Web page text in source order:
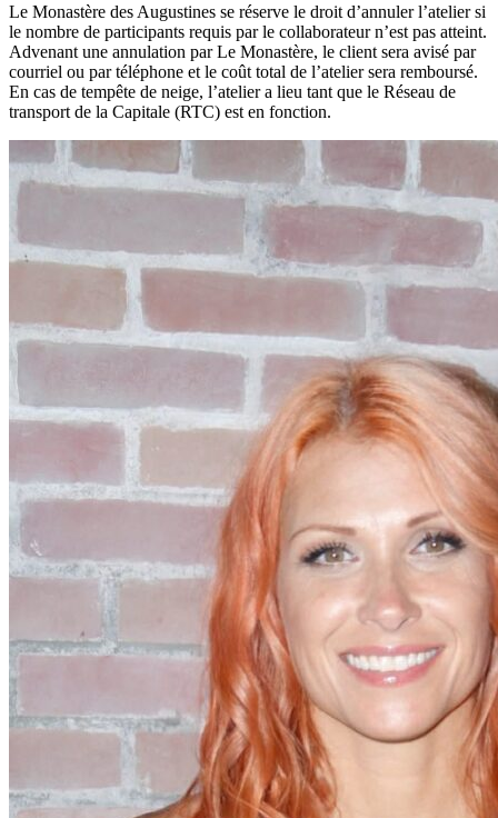
Le Monastère des Augustines se réserve le droit d’annuler l’atelier si
le nombre de participants requis par le collaborateur n’est pas atteint.
Advenant une annulation par Le Monastère, le client sera avisé par
courriel ou par téléphone et le coût total de l’atelier sera remboursé.
En cas de tempête de neige, l’atelier a lieu tant que le Réseau de
transport de la Capitale (RTC) est en fonction.